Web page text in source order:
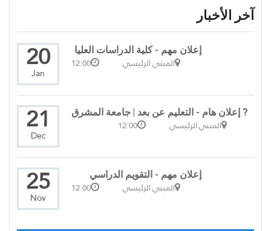
آخر الأخبار
20
Jan
إعلان مهم - كلية الدراسات العليا
المبني الرئيسي 12:00
21
Dec
? إعلان هام - التعليم عن بعد | جامعة المشرق
المبني الرئيسي 12:00
25
Nov
إعلان مهم - التقويم الدراسي
المبني الرئيسي 12:00